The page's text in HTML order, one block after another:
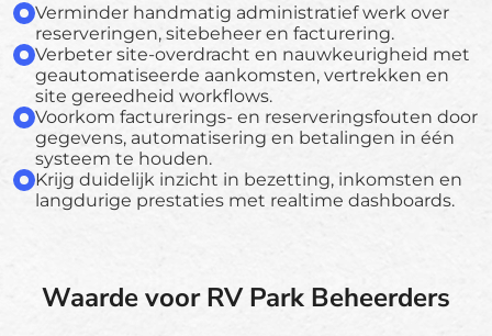
Verminder handmatig administratief werk over
reserveringen, sitebeheer en facturering.
Verbeter site-overdracht en nauwkeurigheid met
geautomatiseerde aankomsten, vertrekken en
site gereedheid workflows.
Voorkom facturerings- en reserveringsfouten door
gegevens, automatisering en betalingen in één
systeem te houden.
Krijg duidelijk inzicht in bezetting, inkomsten en
langdurige prestaties met realtime dashboards.
Waarde voor RV Park Beheerders